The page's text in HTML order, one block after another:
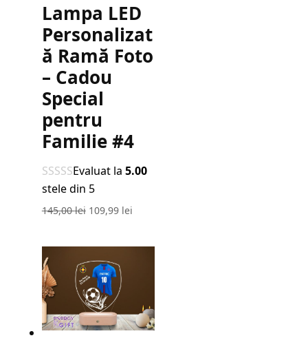
Lampa LED
Personalizat
ă Ramă Foto
– Cadou
Special
pentru
Familie #4
Evaluat la 5.00
stele din 5
145,00lei Prețul
a
fost:
145,00 lei.
109,99 leiPrețul
este: